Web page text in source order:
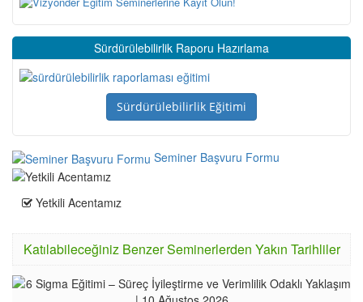
Sürdürülebilirlik Raporu Hazırlama
Sürdürülebilirlik Eğitimi
Seminer Başvuru Formu
Yetkili Acentamız
Katılabileceğiniz Benzer Seminerlerden Yakın Tarihliler